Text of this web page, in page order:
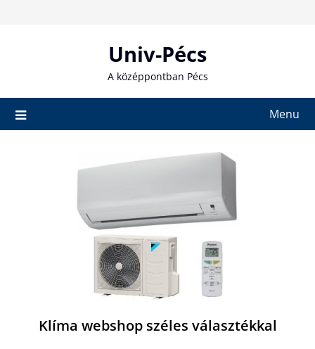
Univ-Pécs
A középpontban Pécs
Menu
Klíma webshop széles választékkal